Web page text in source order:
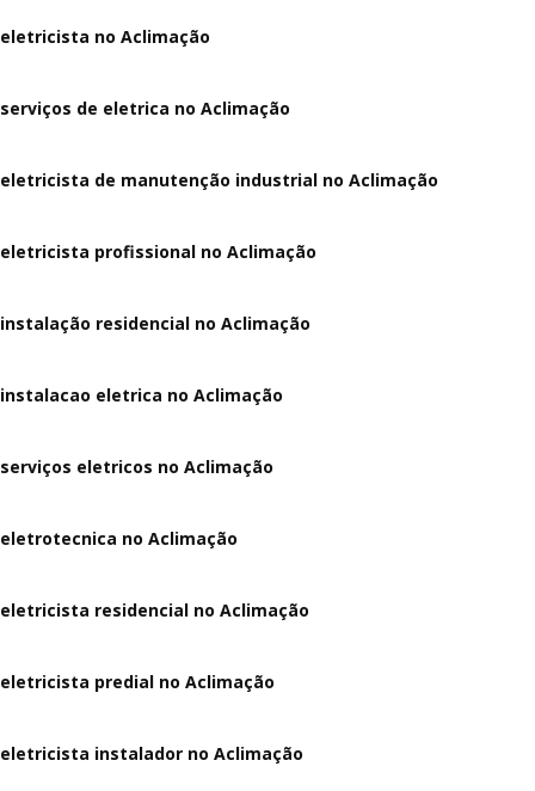
eletricista no Aclimação
serviços de eletrica no Aclimação
eletricista de manutenção industrial no Aclimação
eletricista profissional no Aclimação
instalação residencial no Aclimação
instalacao eletrica no Aclimação
serviços eletricos no Aclimação
eletrotecnica no Aclimação
eletricista residencial no Aclimação
eletricista predial no Aclimação
eletricista instalador no Aclimação